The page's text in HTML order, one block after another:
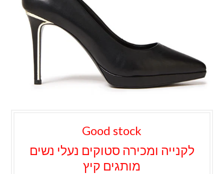
Good stock
לקנייה ומכירה סטוקים נעלי נשים
מותגים קיץ